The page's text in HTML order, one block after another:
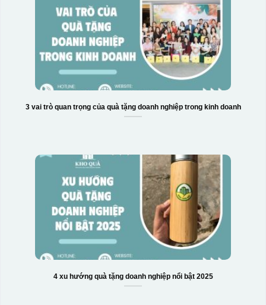
Hộp xi 6 bát cơm
3 vai trò quan trọng của quà tặng doanh nghiệp trong kinh doanh
4 xu hướng quà tặng doanh nghiệp nổi bật 2025